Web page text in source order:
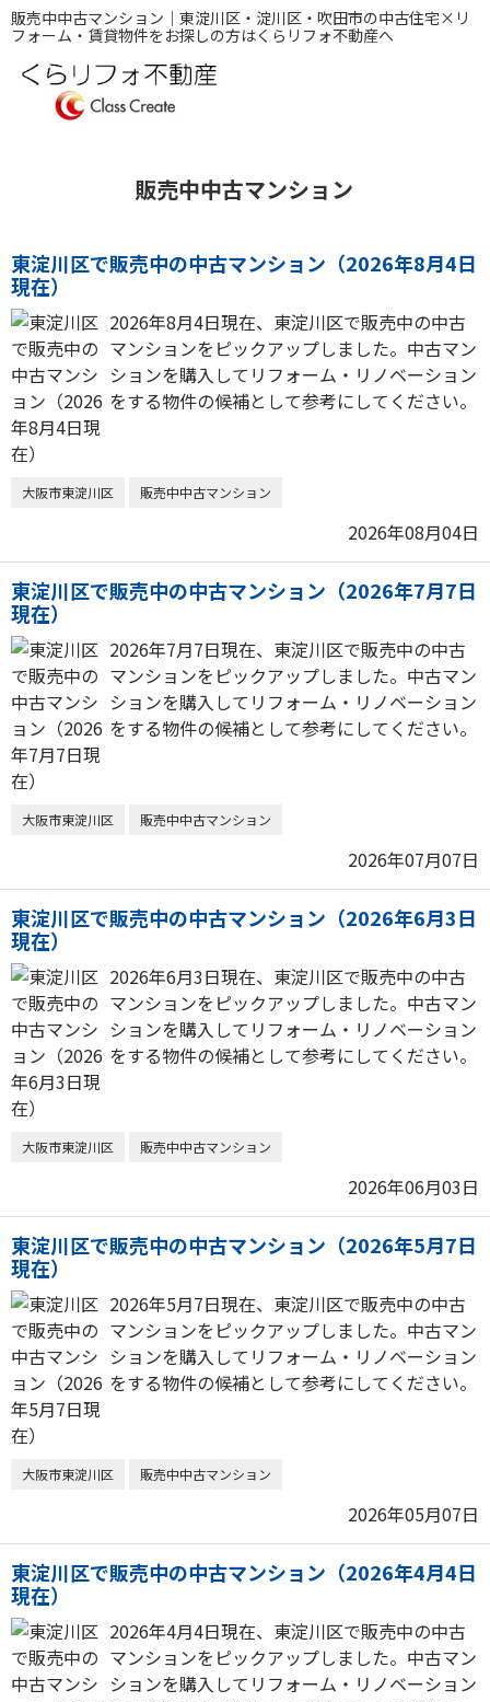
販売中中古マンション｜東淀川区・淀川区・吹田市の中古住宅×リ
フォーム・賃貸物件をお探しの方はくらリフォ不動産へ
販売中中古マンション
東淀川区で販売中の中古マンション（2026年8月4日
現在）
2026年8月4日現在、東淀川区で販売中の中古
マンションをピックアップしました。中古マン
ションを購入してリフォーム・リノベーション
をする物件の候補として参考にしてください。
大阪市東淀川区 販売中中古マンション
2026年08月04日
東淀川区で販売中の中古マンション（2026年7月7日
現在）
2026年7月7日現在、東淀川区で販売中の中古
マンションをピックアップしました。中古マン
ションを購入してリフォーム・リノベーション
をする物件の候補として参考にしてください。
大阪市東淀川区 販売中中古マンション
2026年07月07日
東淀川区で販売中の中古マンション（2026年6月3日
現在）
2026年6月3日現在、東淀川区で販売中の中古
マンションをピックアップしました。中古マン
ションを購入してリフォーム・リノベーション
をする物件の候補として参考にしてください。
大阪市東淀川区 販売中中古マンション
2026年06月03日
東淀川区で販売中の中古マンション（2026年5月7日
現在）
2026年5月7日現在、東淀川区で販売中の中古
マンションをピックアップしました。中古マン
ションを購入してリフォーム・リノベーション
をする物件の候補として参考にしてください。
大阪市東淀川区 販売中中古マンション
2026年05月07日
東淀川区で販売中の中古マンション（2026年4月4日
現在）
2026年4月4日現在、東淀川区で販売中の中古
マンションをピックアップしました。中古マン
ションを購入してリフォーム・リノベーション